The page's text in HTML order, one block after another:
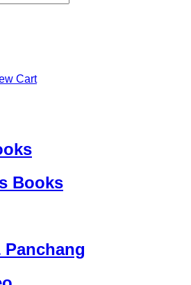
Cart
Books
Panchang